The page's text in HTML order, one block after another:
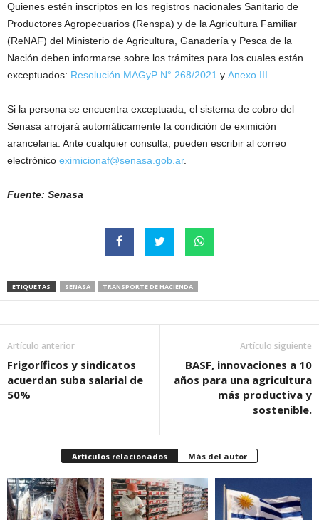
Quienes estén inscriptos en los registros nacionales Sanitario de
Productores Agropecuarios (Renspa) y de la Agricultura Familiar
(ReNAF) del Ministerio de Agricultura, Ganadería y Pesca de la
Nación deben informarse sobre los trámites para los cuales están
exceptuados: Resolución MAGyP N° 268/2021 y Anexo III
Si la persona se encuentra exceptuada, el sistema de cobro del
Senasa arrojará automáticamente la condición de eximición
arancelaria. Ante cualquier consulta, pueden escribir al correo
electrónico eximicionaf@senasa.gob.ar.
Fuente: Senasa
ETIQUETAS SENASA TRANSPORTE DE HACIENDA
Artículo anterior
Frigoríficos y sindicatos
acuerdan suba salarial de
50%
Artículo siguiente
BASF, innovaciones a 10
años para una agricultura
más productiva y
sostenible.
Artículos relacionados Más del autor